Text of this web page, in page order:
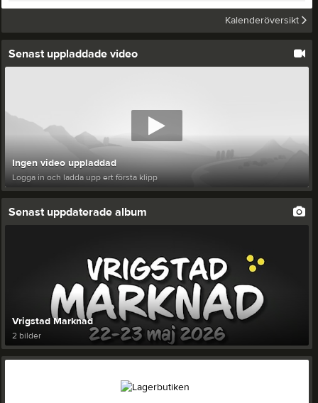
Kalenderöversikt
Senast uppladdade video
Ingen video uppladdad
Logga in och ladda upp ert första klipp
Senast uppdaterade album
Vrigstad Marknad
2 bilder